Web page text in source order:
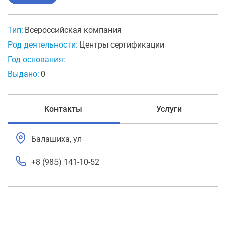
Тип: Всероссийская компания
Род деятельности: Центры сертификации
Год основания:
Выдано: 0
Контакты Услуги
Балашиха, ул
+8 (985) 141-10-52